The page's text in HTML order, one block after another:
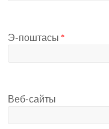
Э-поштасы *
Веб-сайты